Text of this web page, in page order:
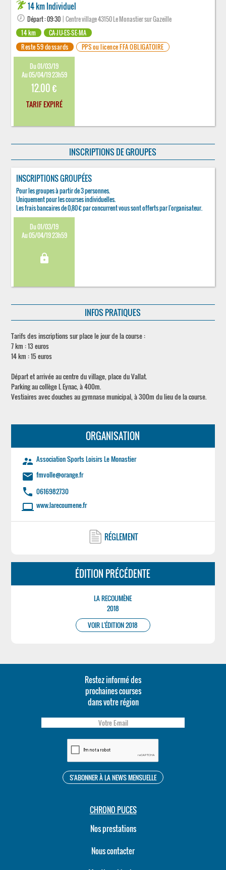
14 km Individuel
Départ : 09:30 | Centre village 43150 Le Monastier sur Gazeille
14 km
CA-JU-ES-SE-MA
Reste 59 dossards
PPS ou licence FFA OBLIGATOIRE
Du 01/03/19
Au 05/04/19 23h59
12.00 €
TARIF EXPIRÉ
INSCRIPTIONS DE GROUPES
INSCRIPTIONS GROUPÉES
Pour les groupes à partir de 3 personnes.
Uniquement pour les courses individuelles.
Les frais bancaires de 0,80 € par concurrent vous sont offerts par l'organisateur.
Du 01/03/19
Au 05/04/19 23h59
lock
INFOS PRATIQUES
Tarifs des inscriptions sur place le jour de la course :
7 km : 13 euros
14 km : 15 euros
Départ et arrivée au centre du village, place du Vallat.
Parking au collège L Eynac, à 400m.
Vestiaires avec douches au gymnase municipal, à 300m du lieu de la course.
ORGANISATION
supervisor_account Association Sports Loisirs Le Monastier
email fmvolle@orange.fr
phone 0616982730
laptop www.larecoumene.fr
RÉGLEMENT
ÉDITION PRÉCÉDENTE
LA RECOUMÈNE
2018
VOIR L'ÉDITION 2018
Restez informé des
prochaines courses
dans votre région
CHRONO PUCES
Nos prestations
Nous contacter